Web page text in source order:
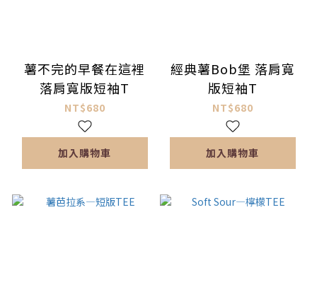
薯不完的早餐在這裡
落肩寬版短袖T
NT$680
加入購物車
經典薯Bob堡 落肩寬
版短袖T
NT$680
加入購物車